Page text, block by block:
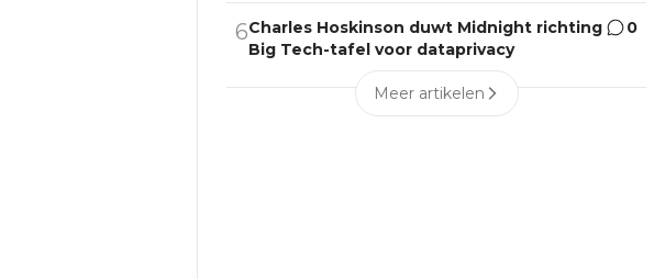
6Charles Hoskinson duwt Midnight richting
Big Tech-tafel voor dataprivacy
0
Meer artikelen